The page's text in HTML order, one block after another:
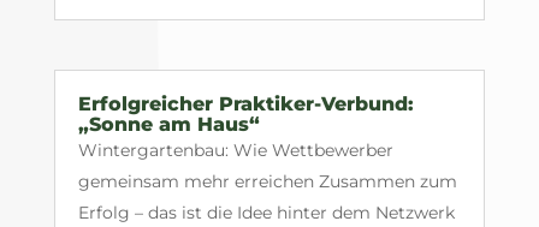
Erfolgreicher Praktiker-Verbund:
„Sonne am Haus“
Wintergartenbau: Wie Wettbewerber
gemeinsam mehr erreichen Zusammen zum
Erfolg – das ist die Idee hinter dem Netzwerk